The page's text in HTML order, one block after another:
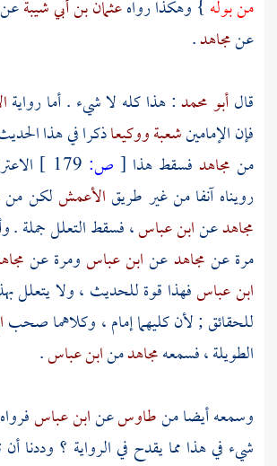
من بوله } وهكذا رواهعثمان بن أبي شيبةعن
عنمجاهد.
قالأبو محمد: هذا كله لا شيء . أما رواية
فإن الإمامينشعبةووكيعاذكرا في هذا
من مجاهد فسقط هذا [ ص:
رويناه آنفا من غير طريقالأعمشلكن
مجاهدعنابن عباس، فسقط التعلل جملة .
مرة عنمجاهدعنابن عباسومرة عن
ابن عباسفهذا قوة للحديث ، ولا يتعلل
للحقائق ; لأن كليهما إمام ، وكلاهما صحب
الطويلة ، فسمعهمجاهدمنابن عباس.
وسمعه أيضا منطاوسعنابن عباس
شيء في هذا مما يقدح في الرواية ؟ وددنا أن